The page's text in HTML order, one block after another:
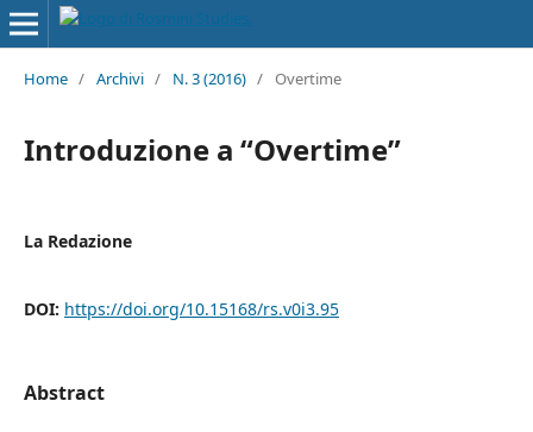
Home / Archivi / N. 3 (2016) / Overtime
Introduzione a “Overtime”
La Redazione
DOI: https://doi.org/10.15168/rs.v0i3.95
Abstract